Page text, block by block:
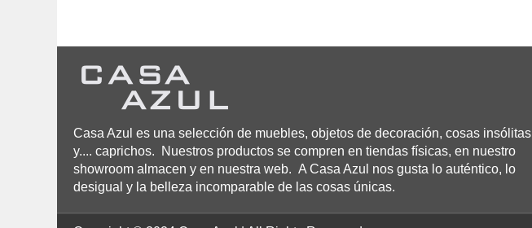
Casa Azul es una selección de muebles, objetos de decoración, cosas insólitas
y.... caprichos. Nuestros productos se compren en tiendas físicas, en nuestro
showroom almacen y en nuestra web. A Casa Azul nos gusta lo auténtico, lo
desigual y la belleza incomparable de las cosas únicas.